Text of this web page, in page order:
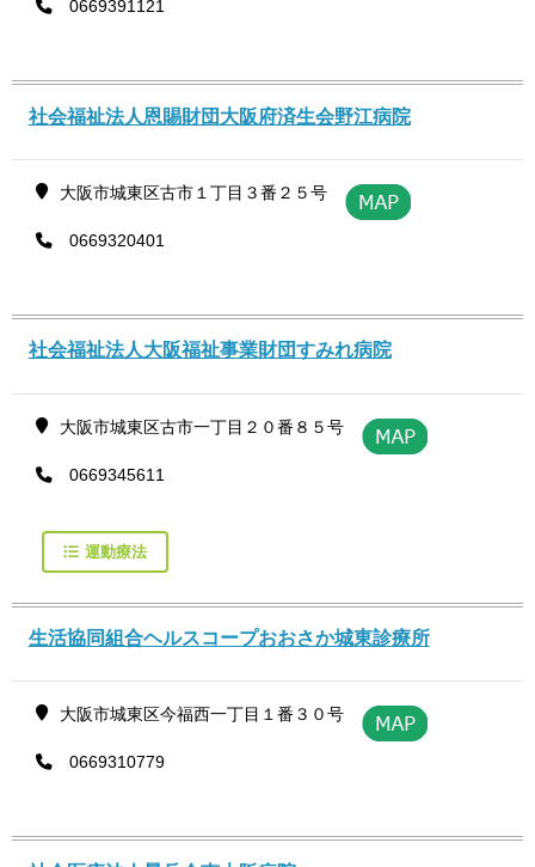
0669391121
社会福祉法人恩賜財団大阪府済生会野江病院
大阪市城東区古市１丁目３番２５号
0669320401
社会福祉法人大阪福祉事業財団すみれ病院
大阪市城東区古市一丁目２０番８５号
0669345611
運動療法
生活協同組合ヘルスコープおおさか城東診療所
大阪市城東区今福西一丁目１番３０号
0669310779